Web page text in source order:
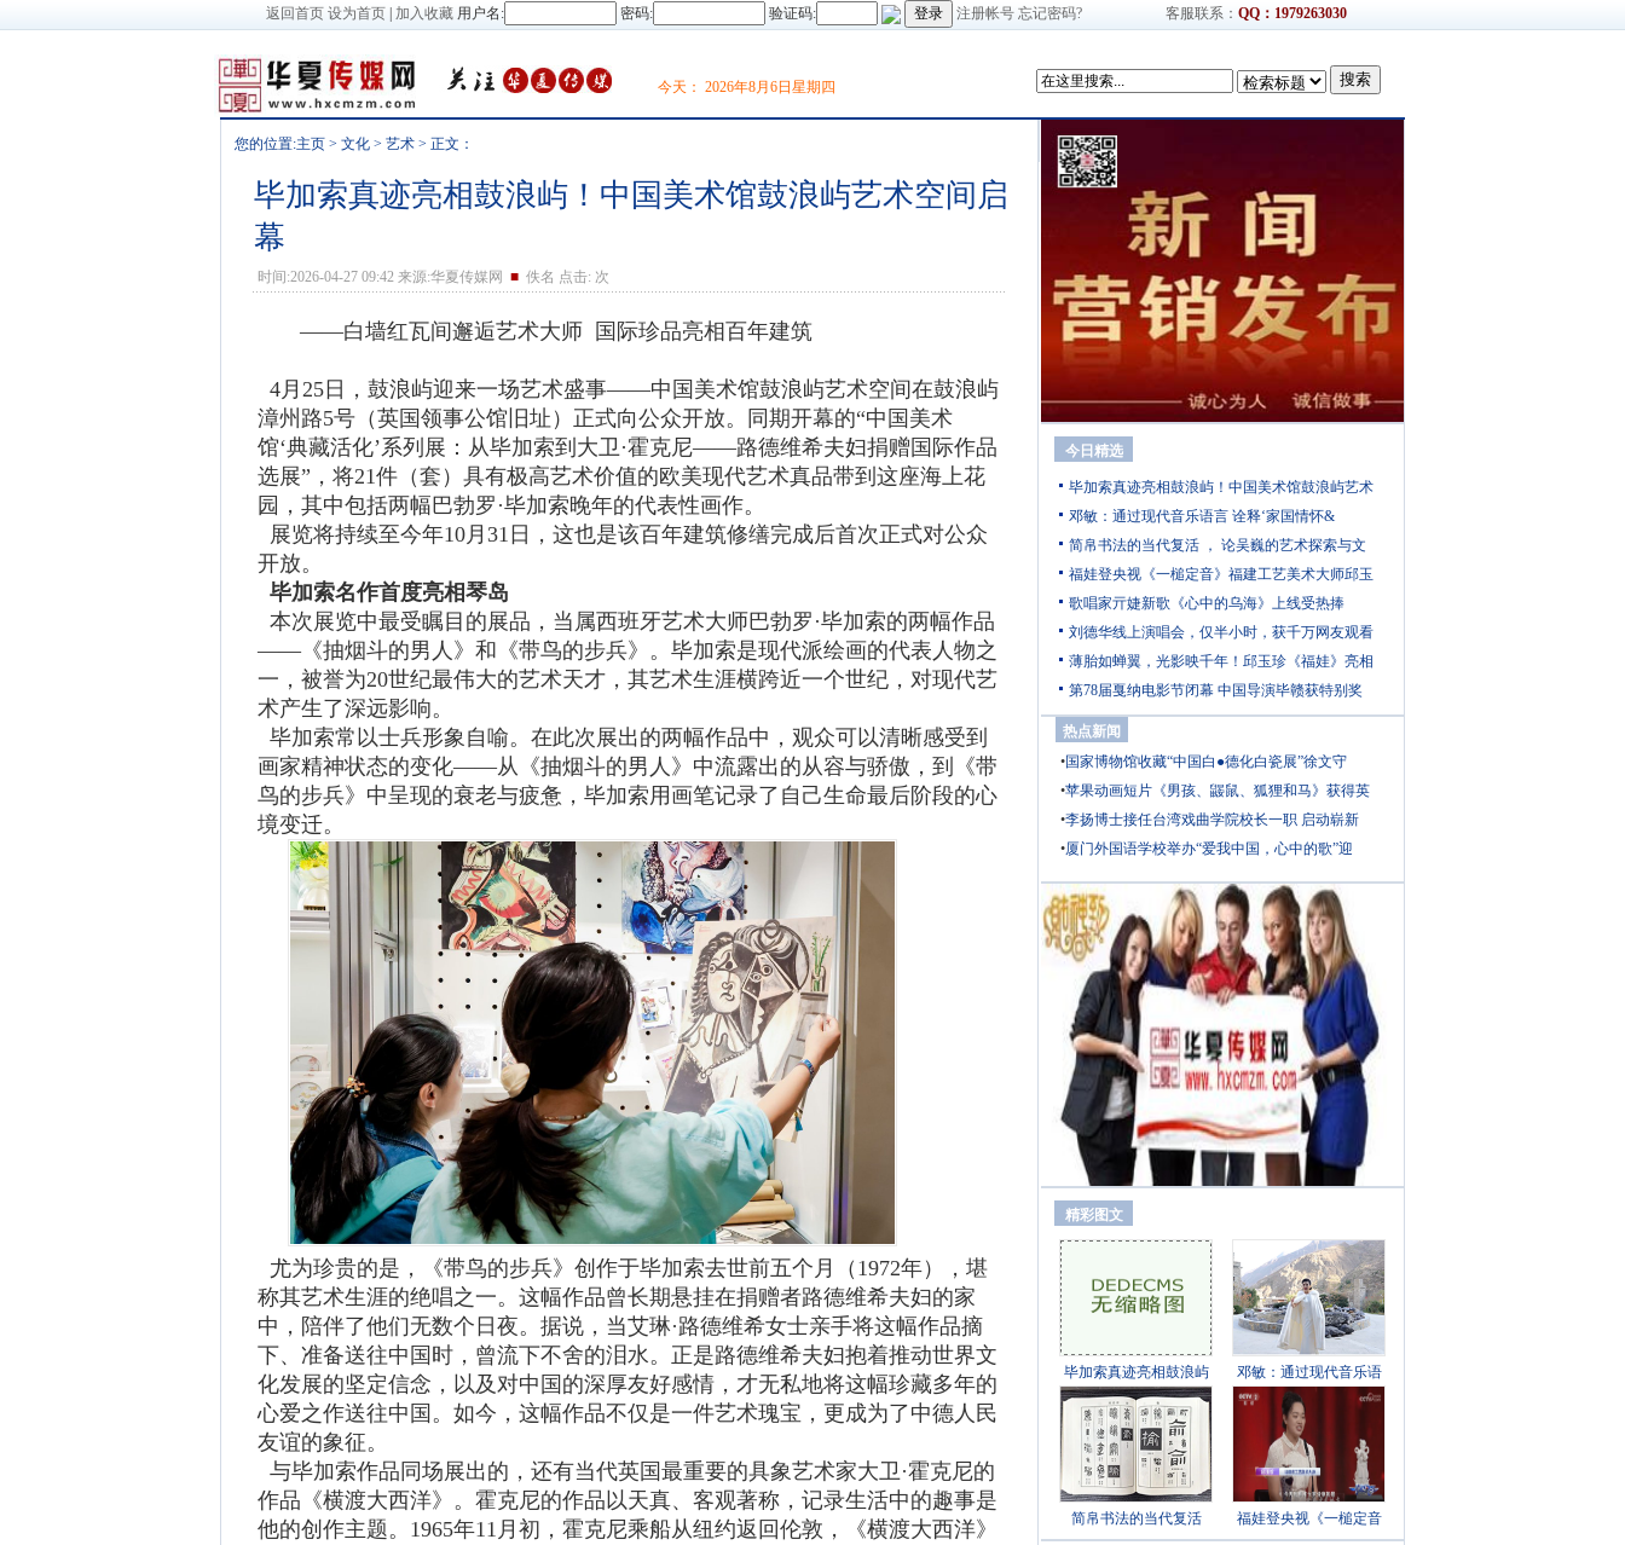
返回首页 设为首页| 加入收藏用户名: 密码: 验证码: 注册帐号 忘记密码? 客服联系： QQ：1979263030
今天： 2026年8月6日星期四 搜索
您的位置:主页 > 文化 > 艺术 > 正文：
毕加索真迹亮相鼓浪屿！中国美术馆鼓浪屿艺术空间启
幕
时间:2026-04-27 09:42 来源:华夏传媒网 ■佚名 点击: 次
——白墙红瓦间邂逅艺术大师 国际珍品亮相百年建筑
4月25日，鼓浪屿迎来一场艺术盛事——中国美术馆鼓浪屿艺术空间在鼓浪屿
漳州路5号（英国领事公馆旧址）正式向公众开放。同期开幕的“中国美术
馆‘典藏活化’系列展：从毕加索到大卫·霍克尼——路德维希夫妇捐赠国际作品
选展”，将21件（套）具有极高艺术价值的欧美现代艺术真品带到这座海上花
园，其中包括两幅巴勃罗·毕加索晚年的代表性画作。
展览将持续至今年10月31日，这也是该百年建筑修缮完成后首次正式对公众
开放。
毕加索名作首度亮相琴岛
本次展览中最受瞩目的展品，当属西班牙艺术大师巴勃罗·毕加索的两幅作品
——《抽烟斗的男人》和《带鸟的步兵》。毕加索是现代派绘画的代表人物之
一，被誉为20世纪最伟大的艺术天才，其艺术生涯横跨近一个世纪，对现代艺
术产生了深远影响。
毕加索常以士兵形象自喻。在此次展出的两幅作品中，观众可以清晰感受到
画家精神状态的变化——从《抽烟斗的男人》中流露出的从容与骄傲，到《带
鸟的步兵》中呈现的衰老与疲惫，毕加索用画笔记录了自己生命最后阶段的心
境变迁。
尤为珍贵的是，《带鸟的步兵》创作于毕加索去世前五个月（1972年），堪
称其艺术生涯的绝唱之一。这幅作品曾长期悬挂在捐赠者路德维希夫妇的家
中，陪伴了他们无数个日夜。据说，当艾琳·路德维希女士亲手将这幅作品摘
下、准备送往中国时，曾流下不舍的泪水。正是路德维希夫妇抱着推动世界文
化发展的坚定信念，以及对中国的深厚友好感情，才无私地将这幅珍藏多年的
心爱之作送往中国。如今，这幅作品不仅是一件艺术瑰宝，更成为了中德人民
友谊的象征。
与毕加索作品同场展出的，还有当代英国最重要的具象艺术家大卫·霍克尼的
作品《横渡大西洋》。霍克尼的作品以天真、客观著称，记录生活中的趣事是
他的创作主题。1965年11月初，霍克尼乘船从纽约返回伦敦，《横渡大西洋》
今日精选
毕加索真迹亮相鼓浪屿！中国美术馆鼓浪屿艺术
邓敏：通过现代音乐语言 诠释‘家国情怀&
简帛书法的当代复活 ， 论吴巍的艺术探索与文
福娃登央视《一槌定音》福建工艺美术大师邱玉
歌唱家亓婕新歌《心中的乌海》上线受热捧
刘德华线上演唱会，仅半小时，获千万网友观看
薄胎如蝉翼，光影映千年！邱玉珍《福娃》亮相
第78届戛纳电影节闭幕 中国导演毕赣获特别奖
热点新闻
•国家博物馆收藏“中国白●德化白瓷展”徐文守
•苹果动画短片《男孩、鼹鼠、狐狸和马》获得英
•李扬博士接任台湾戏曲学院校长一职 启动崭新
•厦门外国语学校举办“爱我中国，心中的歌”迎
精彩图文
毕加索真迹亮相鼓浪屿 邓敏：通过现代音乐语
简帛书法的当代复活 福娃登央视《一槌定音